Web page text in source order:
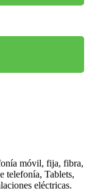
móvil, fija, fibra,
telefonía, Tablets,
eléctricas.